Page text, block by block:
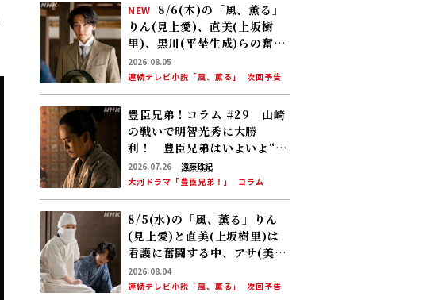
NEW
8/6(木)の「風、薫る」
りん(見上愛)、直美(上坂樹
里)、黒川(平埜生成)らの奮闘
に、村人たちも理解を示し始
める。しかし、アサ(美山加
恋)の容体はなかなか改善せ
ず……
2026.08.05
連続テレビ小説「風、薫る」
次回予告
豊臣兄弟！コラム #29 山崎
の戦いで明智光秀に大勝
利！ 豊臣兄弟はいよいよ“天
下への道”を歩み始める
2026.07.26
遠藤珠紀
大河ドラマ「豊臣兄弟！」
コラム
8/5(水)の「風、薫る」りん
(見上愛)と直美(上坂樹里)は
看護に奮闘する中、アサ(美山
加恋)の夫・太助(板橋駿谷)が
避病院にやってくる
2026.08.04
連続テレビ小説「風、薫る」
次回予告